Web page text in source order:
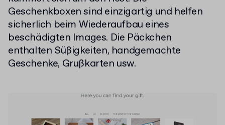
Geschenkboxen sind einzigartig und helfen
sicherlich beim Wiederaufbau eines
beschädigten Images. Die Päckchen
enthalten Süßigkeiten, handgemachte
Geschenke, Grußkarten usw.